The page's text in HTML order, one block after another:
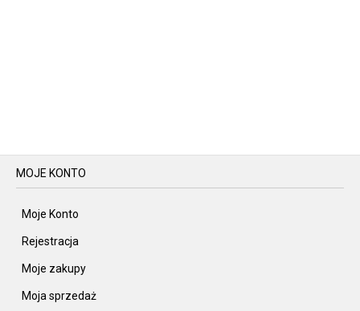
MOJE KONTO
Moje Konto
Rejestracja
Moje zakupy
Moja sprzedaż